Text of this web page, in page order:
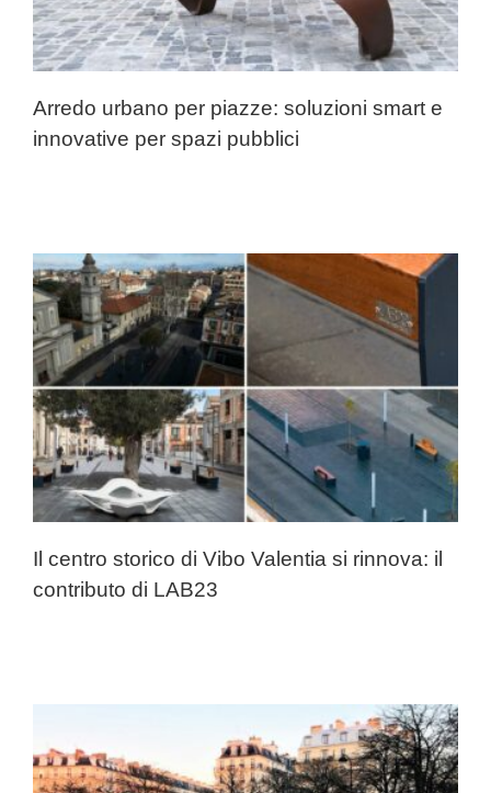
Arredo urbano per piazze: soluzioni smart e
innovative per spazi pubblici
Il centro storico di Vibo Valentia si rinnova: il
contributo di LAB23